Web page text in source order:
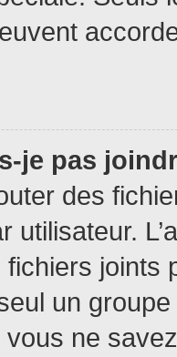
je pas
des
utilisateur.
fichiers
un
vous ne